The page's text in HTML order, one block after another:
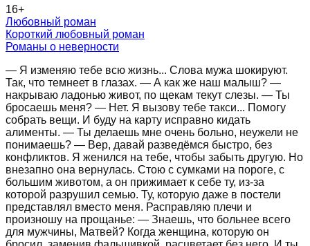
16+
Любовный роман
Короткий любовный роман
Романы о неверности
— Я изменяю тебе всю жизнь... Слова мужа шокируют.
Так, что темнеет в глазах. — А как же наш малыш? —
накрываю ладонью живот, по щекам текут слезы. — Ты
бросаешь меня? — Нет. Я вызову тебе такси... Помогу
собрать вещи. И буду на карту исправно кидать
алименты. — Ты делаешь мне очень больно, неужели не
понимаешь? — Вер, давай разведёмся быстро, без
конфликтов. Я женился на тебе, чтобы забыть другую. Но
внезапно она вернулась. Стою с сумками на пороге, с
большим животом, а он прижимает к себе ту, из-за
которой разрушил семью. Ту, которую даже в постели
представлял вместо меня. Расправляю плечи и
произношу на прощанье: — Знаешь, что больнее всего
для мужчины, Матвей? Когда женщина, которую он